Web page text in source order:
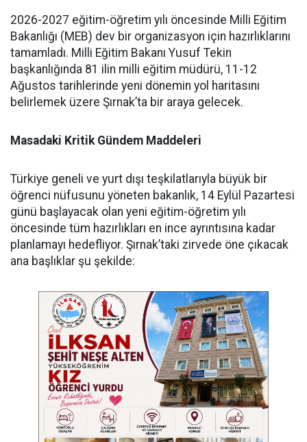
​2026-2027 eğitim-öğretim yılı öncesinde Milli Eğitim
Bakanlığı (MEB) dev bir organizasyon için hazırlıklarını
tamamladı. Milli Eğitim Bakanı Yusuf Tekin
başkanlığında 81 ilin milli eğitim müdürü, 11-12
Ağustos tarihlerinde yeni dönemin yol haritasını
belirlemek üzere Şırnak’ta bir araya gelecek.
Masadaki Kritik Gündem Maddeleri
​Türkiye geneli ve yurt dışı teşkilatlarıyla büyük bir
öğrenci nüfusunu yöneten bakanlık, 14 Eylül Pazartesi
günü başlayacak olan yeni eğitim-öğretim yılı
öncesinde tüm hazırlıkları en ince ayrıntısına kadar
planlamayı hedefliyor. Şırnak’taki zirvede öne çıkacak
ana başlıklar şu şekilde: